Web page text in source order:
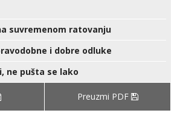
suvremenom ratovanju
i dobre odluke
ne pušta se lako
Preuzmi PDF